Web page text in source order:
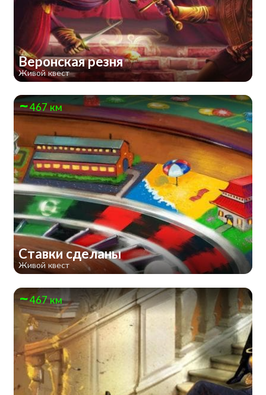
Веронская резня
Живой квест
467 км
Ставки сделаны
Живой квест
467 км